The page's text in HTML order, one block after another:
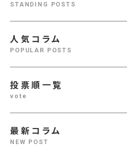
STANDING POSTS
人気コラム
POPULAR POSTS
投票順一覧
vote
最新コラム
NEW POST